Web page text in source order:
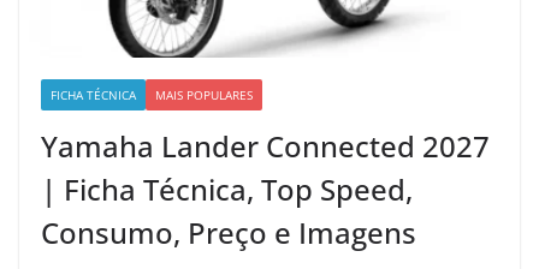
FICHA TÉCNICA MAIS POPULARES
Yamaha Lander Connected 2027
| Ficha Técnica, Top Speed,
Consumo, Preço e Imagens